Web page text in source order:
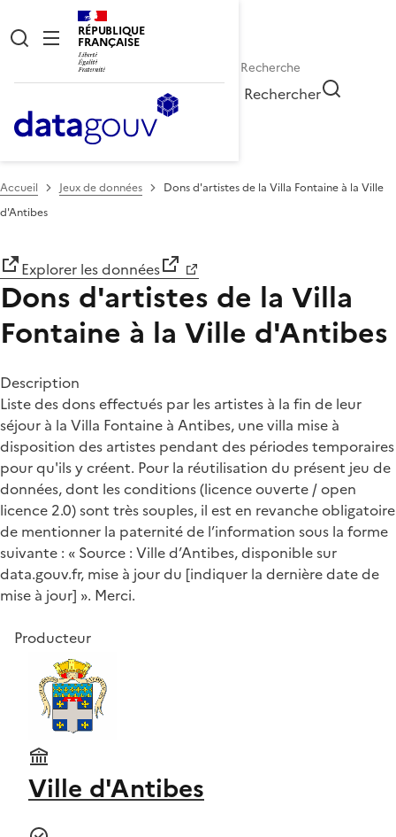
RÉPUBLIQUE
FRANÇAISE
Rechercher
Accueil Jeux de données
Dons d'artistes de la Villa Fontaine à la Ville
d'Antibes
Explorer les données
Dons d'artistes de la Villa
Fontaine à la Ville d'Antibes
Description
Liste des dons effectués par les artistes à la fin de leur
séjour à la Villa Fontaine à Antibes, une villa mise à
disposition des artistes pendant des périodes temporaires
pour qu'ils y créent. Pour la réutilisation du présent jeu de
données, dont les conditions (licence ouverte / open
licence 2.0) sont très souples, il est en revanche obligatoire
de mentionner la paternité de l’information sous la forme
suivante : « Source : Ville d’Antibes, disponible sur
data.gouv.fr, mise à jour du [indiquer la dernière date de
mise à jour] ». Merci.
Producteur
Ville d'Antibes